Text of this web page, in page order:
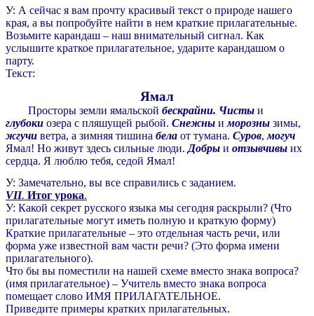
У: А сейчас я вам прочту красивый текст о природе нашего
края, а вы попробуйте найти в нем краткие прилагательные.
Возьмите карандаш – наш внимательный сигнал. Как
услышите краткое прилагательное, ударите карандашом о
парту.
Текст:
Ямал
Просторы земли ямальской бескрайни. Чисты и
глубоки озера с пляшущей рыбой. Снежны иморозны зимы,
жгучи ветра, а зимняя тишина бела от тумана. Суров,могуч
Ямал! Но живут здесь сильные люди. Добры и отзывчивы их
сердца. Я люблю тебя, седой Ямал!
У: Замечательно, вы все справились с заданием.
VII. Итог урока.
У: Какой секрет русского языка мы сегодня раскрыли? (Что
прилагательные могут иметь полную и краткую форму)
Краткие прилагательные – это отдельная часть речи, или
форма уже известной вам части речи? (Это форма имени
прилагательного).
Что бы вы поместили на нашей схеме вместо знака вопроса?
(имя прилагательное) – Учитель вместо знака вопроса
помещает слово ИМЯ ПРИЛАГАТЕЛЬНОЕ.
Приведите примеры кратких прилагательных.